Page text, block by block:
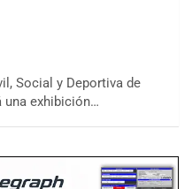
Social y Deportiva de
una exhibición…